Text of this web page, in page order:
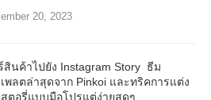
20, 2023
สินค้าไปยัง Instagram Story ธีม
เพลตล่าสุดจาก Pinkoi และทริคการแต่ง
สตอรี่แบบมือโปรแต่ง่ายสุดๆ